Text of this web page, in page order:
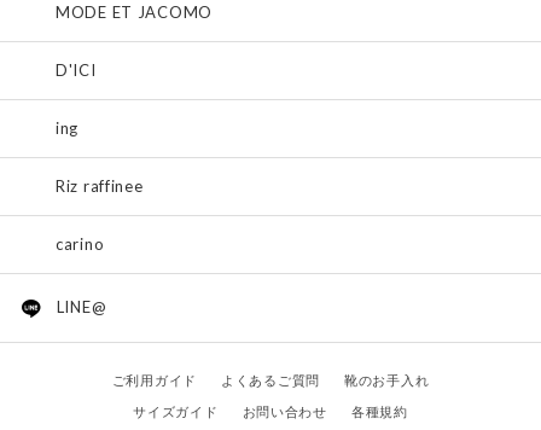
MODE ET JACOMO
D'ICI
ing
Riz raffinee
carino
LINE@
ご利用ガイド よくあるご質問
靴のお手入れ
サイズガイド
お問い合わせ 各種規約